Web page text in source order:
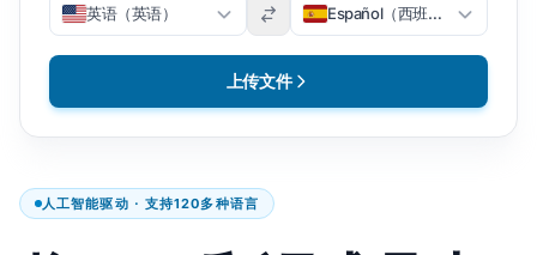
人工智能驱动 · 支持120多种语言
英语（英语） Español（西班牙语）
上传文件